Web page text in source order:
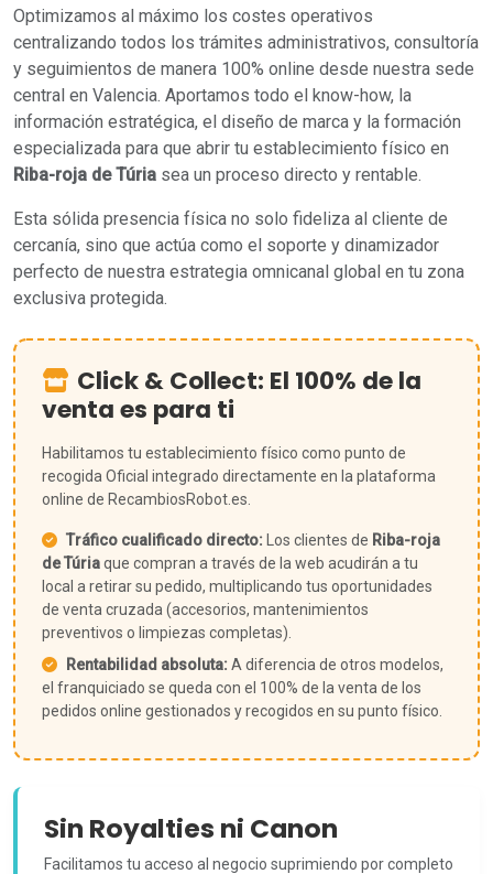
Optimizamos al máximo los costes operativos
centralizando todos los trámites administrativos, consultoría
y seguimientos de manera 100% online desde nuestra sede
central en Valencia. Aportamos todo el know-how, la
información estratégica, el diseño de marca y la formación
especializada para que abrir tu establecimiento físico en
Riba-roja de Túria sea un proceso directo y rentable.
Esta sólida presencia física no solo fideliza al cliente de
cercanía, sino que actúa como el soporte y dinamizador
perfecto de nuestra estrategia omnicanal global en tu zona
exclusiva protegida.
Click & Collect: El 100% de la
venta es para ti
Habilitamos tu establecimiento físico como punto de
recogida Oficial integrado directamente en la plataforma
online de RecambiosRobot.es.
Tráfico cualificado directo: Los clientes de Riba-roja
de Túriaque compran a través de la web acudirán a tu
local a retirar su pedido, multiplicando tus oportunidades
de venta cruzada (accesorios, mantenimientos
preventivos o limpiezas completas).
Rentabilidad absoluta:A diferencia de otros modelos,
el franquiciado se queda con el 100% de la venta de los
pedidos online gestionados y recogidos en su punto físico.
Sin Royalties ni Canon
Facilitamos tu acceso al negocio suprimiendo por completo